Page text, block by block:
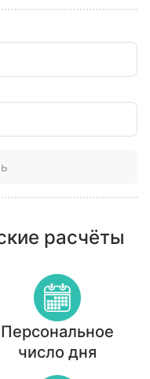
расчёты
Персональное
число дня